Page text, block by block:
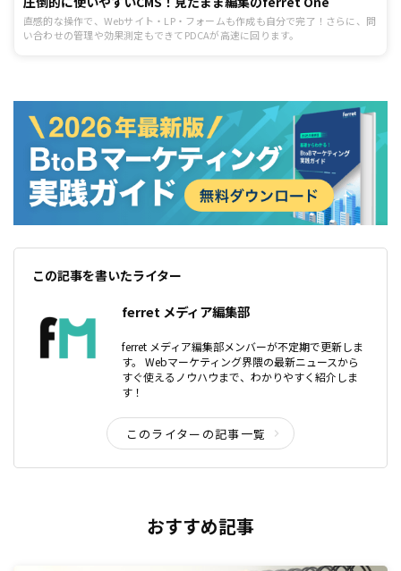
直感的な操作で、Webサイト・LP・フォームも作成も自分で完了！さらに、問
い合わせの管理や効果測定もできてPDCAが高速に回ります。
この記事を書いたライター
ferret メディア編集部
ferret メディア編集部メンバーが不定期で更新しま
す。 Webマーケティング界隈の最新ニュースから
すぐ使えるノウハウまで、わかりやすく紹介しま
す！
このライターの記事一覧
おすすめ記事